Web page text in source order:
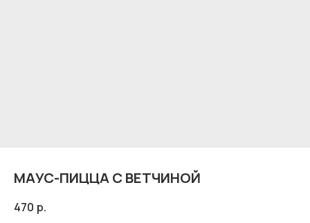
МАУС-ПИЦЦА С ВЕТЧИНОЙ
470 р.